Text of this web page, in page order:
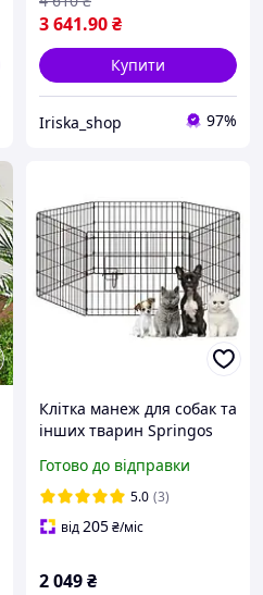
3 641.90₴
Купити
Iriska_shop 97%
Клітка манеж для собак та
інших тварин Springos
складний металевий
вольєр
Готово до відправки
5.0 (3)
від205₴/міс
2 049₴